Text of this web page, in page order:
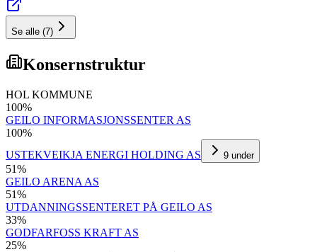
Se alle (7)
Konsernstruktur
HOL KOMMUNE
100%
GEILO INFORMASJONSSENTER AS
100%
USTEKVEIKJA ENERGI HOLDING AS
9 under
51%
GEILO ARENA AS
51%
UTDANNINGSSENTERET PÅ GEILO AS
33%
GODFARFOSS KRAFT AS
25%